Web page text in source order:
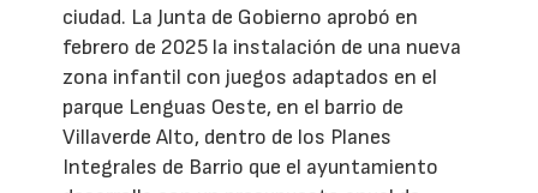
ciudad. La Junta de Gobierno aprobó en
febrero de 2025 la instalación de una nueva
zona infantil con juegos adaptados en el
parque Lenguas Oeste, en el barrio de
Villaverde Alto, dentro de los Planes
Integrales de Barrio que el ayuntamiento